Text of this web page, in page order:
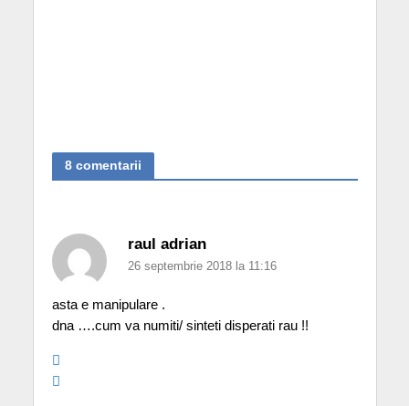
8 comentarii
raul adrian
26 septembrie 2018 la 11:16
asta e manipulare .
dna ….cum va numiti/ sinteti disperati rau !!